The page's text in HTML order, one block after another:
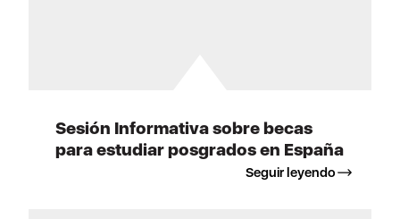
Sesión Informativa sobre becas
para estudiar posgrados en España
Seguir leyendo